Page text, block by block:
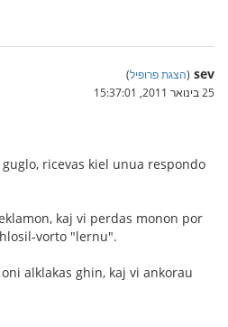
sev
(הצגת פרופיל)
25 בינואר 2011, 15:37:01
ricevas kiel unua respondo
kaj vi perdas monon por
vorto "lernu".
alklakas ghin, kaj vi ankorau